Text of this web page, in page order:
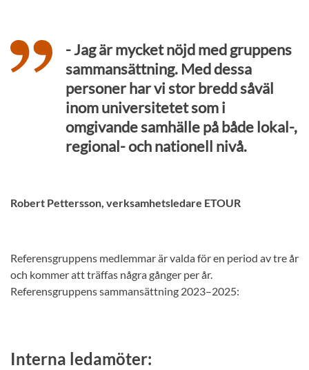
- Jag är mycket nöjd med gruppens
sammansättning. Med dessa
personer har vi stor bredd såväl
inom universitetet som i
omgivande samhälle på både lokal-,
regional- och nationell nivå.
Robert Pettersson, verksamhetsledare ETOUR
Referensgruppens medlemmar är valda för en period av tre år
och kommer att träffas några gånger per år.
Referensgruppens sammansättning 2023–2025:
Interna ledamöter: